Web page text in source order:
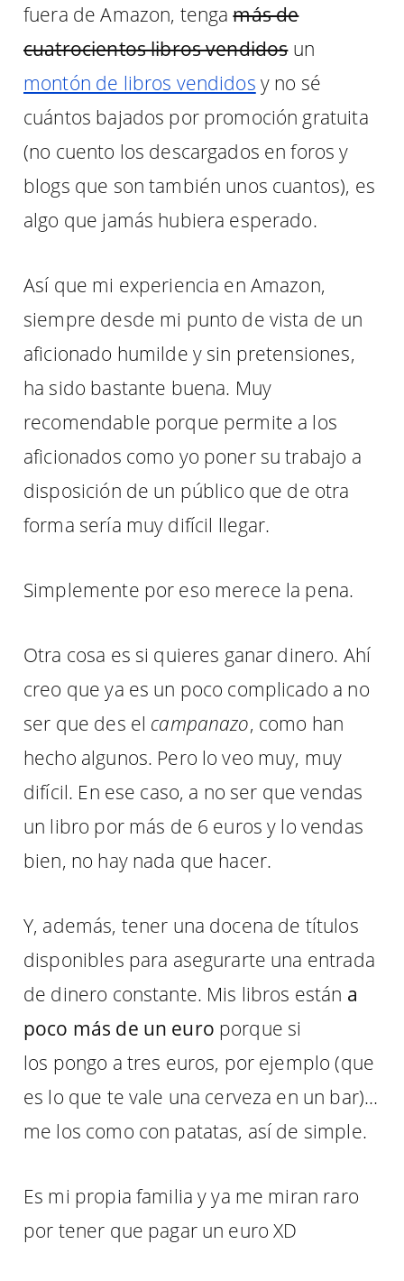
fuera de Amazon, tengamás de
cuatrocientos libros vendidosun
montón de libros vendidos y no sé
cuántos bajados por promoción gratuita
(no cuento los descargados en foros y
blogs que son también unos cuantos), es
algo que jamás hubiera esperado.
Así que mi experiencia en Amazon,
siempre desde mi punto de vista de un
aficionado humilde y sin pretensiones,
ha sido bastante buena. Muy
recomendable porque permite a los
aficionados como yo poner su trabajo a
disposición de un público que de otra
forma sería muy difícil llegar.
Simplemente por eso merece la pena.
Otra cosa es si quieres ganar dinero. Ahí
creo que ya es un poco complicado a no
ser que des el campanazo, como han
hecho algunos. Pero lo veo muy, muy
difícil. En ese caso, a no ser que vendas
un libro por más de 6 euros y lo vendas
bien, no hay nada que hacer.
Y, además, tener una docena de títulos
disponibles para asegurarte una entrada
de dinero constante. Mis libros están a
poco más de un euro porque si
los pongo a tres euros, por ejemplo (que
es lo que te vale una cerveza en un bar)…
me los como con patatas, así de simple.
Es mi propia familia y ya me miran raro
por tener que pagar un euro XD